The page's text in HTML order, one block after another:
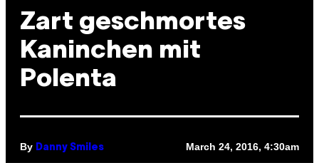
Zart geschmortes
Kaninchen mit
Polenta
By Danny Smiles March 24, 2016, 4:30am